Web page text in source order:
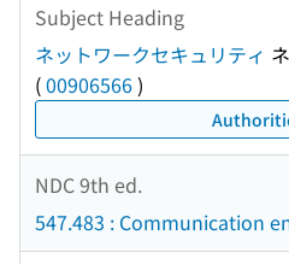
Subject Heading
ネットワークセキュリティ
(00906566)
NDC 9th ed.
547.483 : Communication